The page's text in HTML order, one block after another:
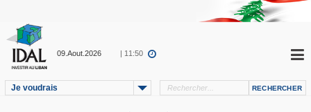
09.Aout.2026 | 11:50
Je voudrais